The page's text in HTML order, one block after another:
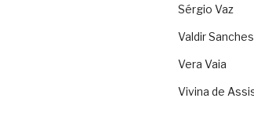
Sérgio Vaz
Valdir Sanches
Vera Vaia
Vivina de